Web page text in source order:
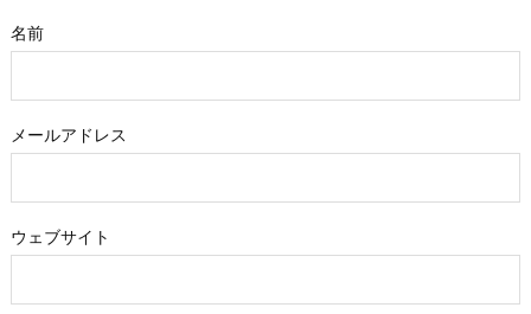
名前
メールアドレス
ウェブサイト